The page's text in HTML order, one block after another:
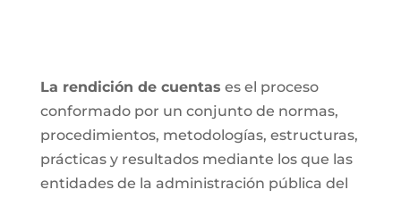
La rendición de cuentas es el proceso
conformado por un conjunto de normas,
procedimientos, metodologías, estructuras,
prácticas y resultados mediante los que las
entidades de la administración pública del